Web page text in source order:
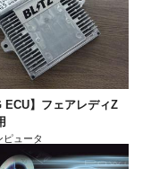
ECU】フェアレディZ
ピュータ